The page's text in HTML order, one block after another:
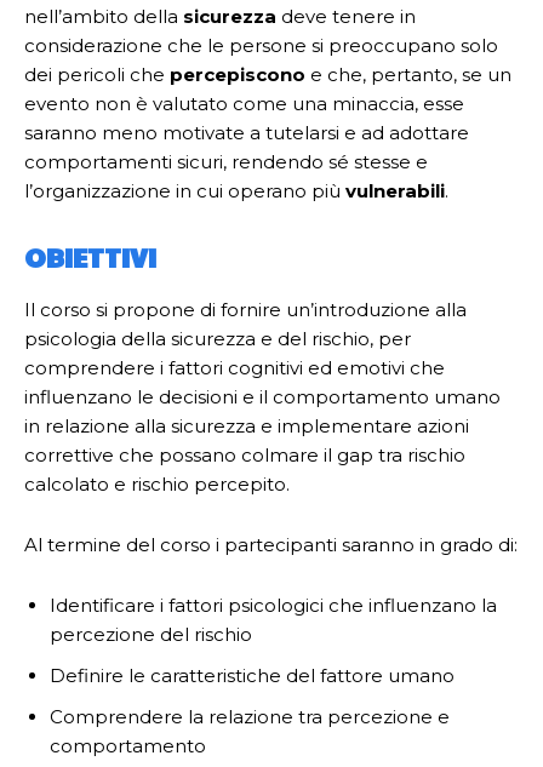
nell’ambito della sicurezza deve tenere in
considerazione che le persone si preoccupano solo
dei pericoli che percepiscono e che, pertanto, se un
evento non è valutato come una minaccia, esse
saranno meno motivate a tutelarsi e ad adottare
comportamenti sicuri, rendendo sé stesse e
l’organizzazione in cui operano più vulnerabili.
OBIETTIVI
Il corso si propone di fornire un’introduzione alla
psicologia della sicurezza e del rischio, per
comprendere i fattori cognitivi ed emotivi che
influenzano le decisioni e il comportamento umano
in relazione alla sicurezza e implementare azioni
correttive che possano colmare il gap tra rischio
calcolato e rischio percepito.
Al termine del corso i partecipanti saranno in grado di:
Identificare i fattori psicologici che influenzano la
percezione del rischio
Definire le caratteristiche del fattore umano
Comprendere la relazione tra percezione e
comportamento